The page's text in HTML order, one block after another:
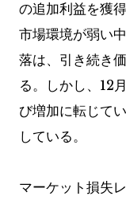
の追加利益を獲
市場環境が弱い
落は、引き続き
る。しかし、12
び増加に転じて
している。
マーケット損失